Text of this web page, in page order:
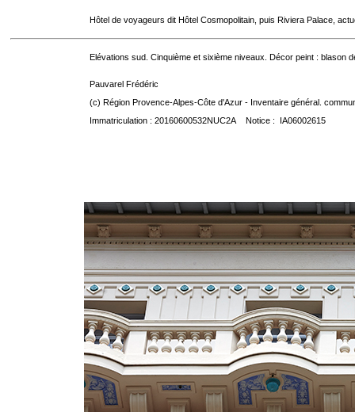
Hôtel de voyageurs dit Hôtel Cosmopolitain, puis Riviera Palace,
Elévations sud. Cinquième et sixième niveaux. Décor peint : blason
Pauvarel Frédéric
(c) Région Provence-Alpes-Côte d'Azur - Inventaire général.
Immatriculation : 20160600532NUC2A Notice : IA06002615